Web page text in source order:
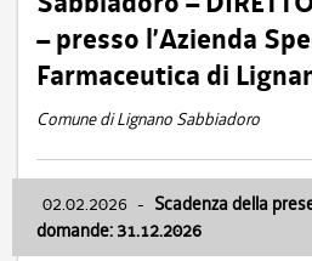
– presso l’Azienda
Farmaceutica di
Comune di Lignano Sabbiadoro
02.02.2026 - Scadenza della
domande: 31.12.2026